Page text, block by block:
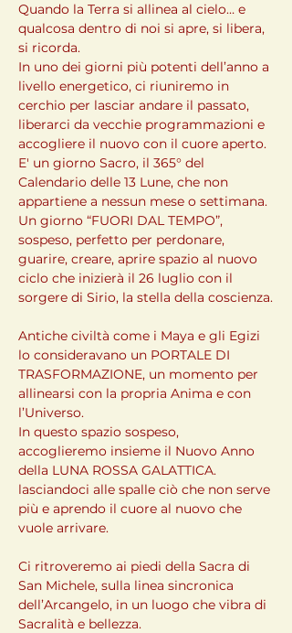
Quando la Terra si allinea al cielo… e
qualcosa dentro di noi si apre, si libera,
si ricorda.
In uno dei giorni più potenti dell’anno a
livello energetico, ci riuniremo in
cerchio per lasciar andare il passato,
liberarci da vecchie programmazioni e
accogliere il nuovo con il cuore aperto.
E' un giorno Sacro, il 365° del
Calendario delle 13 Lune, che non
appartiene a nessun mese o settimana.
Un giorno “FUORI DAL TEMPO”,
sospeso, perfetto per perdonare,
guarire, creare, aprire spazio al nuovo
ciclo che inizierà il 26 luglio con il
sorgere di Sirio, la stella della coscienza.
Antiche civiltà come i Maya e gli Egizi
lo consideravano un PORTALE DI
TRASFORMAZIONE, un momento per
allinearsi con la propria Anima e con
l’Universo.
In questo spazio sospeso,
accoglieremo insieme il Nuovo Anno
della LUNA ROSSA GALATTICA.
lasciandoci alle spalle ciò che non serve
più e aprendo il cuore al nuovo che
vuole arrivare.
Ci ritroveremo ai piedi della Sacra di
San Michele, sulla linea sincronica
dell’Arcangelo, in un luogo che vibra di
Sacralità e bellezza.